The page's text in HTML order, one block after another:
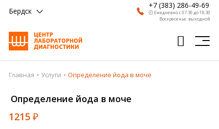
Бердск
+7 (383) 286-49-69
🕗 Ежедневно с 07:30 до 18:30
Воскресенье: выходной
Главная
Анализы
Врачи
Главная Услуги Определение йода в моче
Определение йода в моче
1215₽